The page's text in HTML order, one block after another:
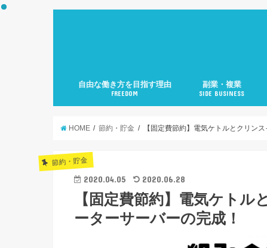
自由な働き方を目指す理由
FREEDOM
副業・複業
SIDE BUSINESS
HOME 節約・貯金 【固定費節約】電気ケトルとクリン
節約・貯金
2020.04.05 2020.06.28
【固定費節約】電気ケト
ーターサーバーの完成！